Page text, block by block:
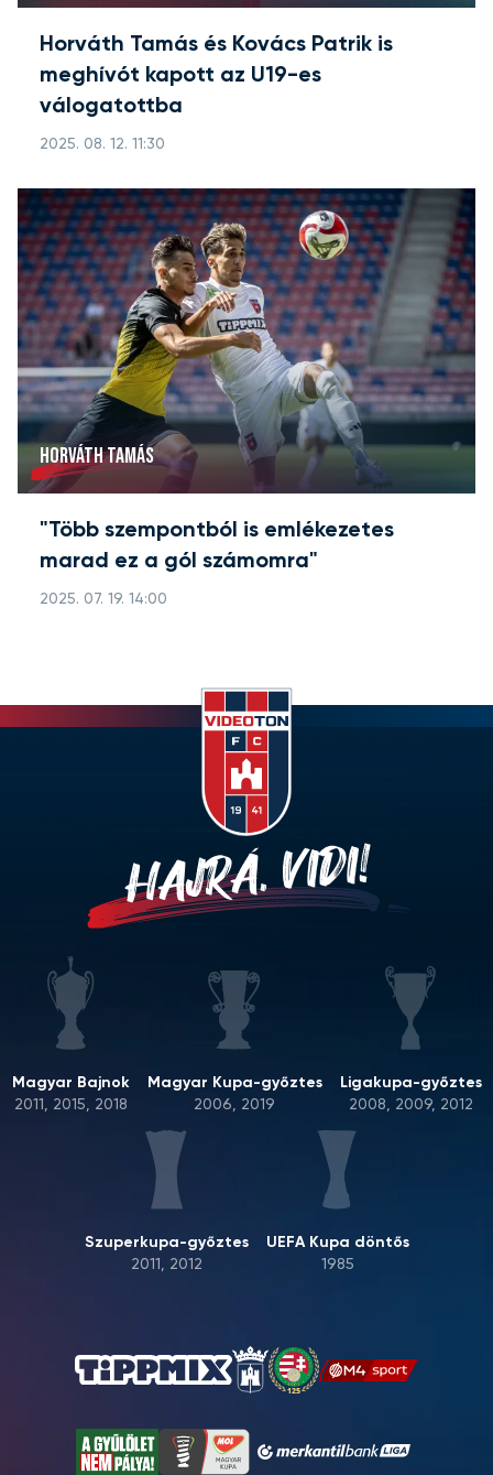
Horváth Tamás és Kovács Patrik is
meghívót kapott az U19-es
válogatottba
2025. 08. 12. 11:30
HORVÁTH TAMÁS
"Több szempontból is emlékezetes
marad ez a gól számomra"
2025. 07. 19. 14:00
HAJRÁ, VIDI!
Magyar Bajnok
2011, 2015, 2018
Magyar Kupa-győztes
2006, 2019
Ligakupa-győztes
2008, 2009, 2012
Szuperkupa-győztes
2011, 2012
UEFA Kupa döntős
1985